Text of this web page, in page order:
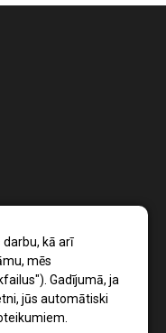
kā arī
mēs
Gadījumā, ja
jūs automātiski